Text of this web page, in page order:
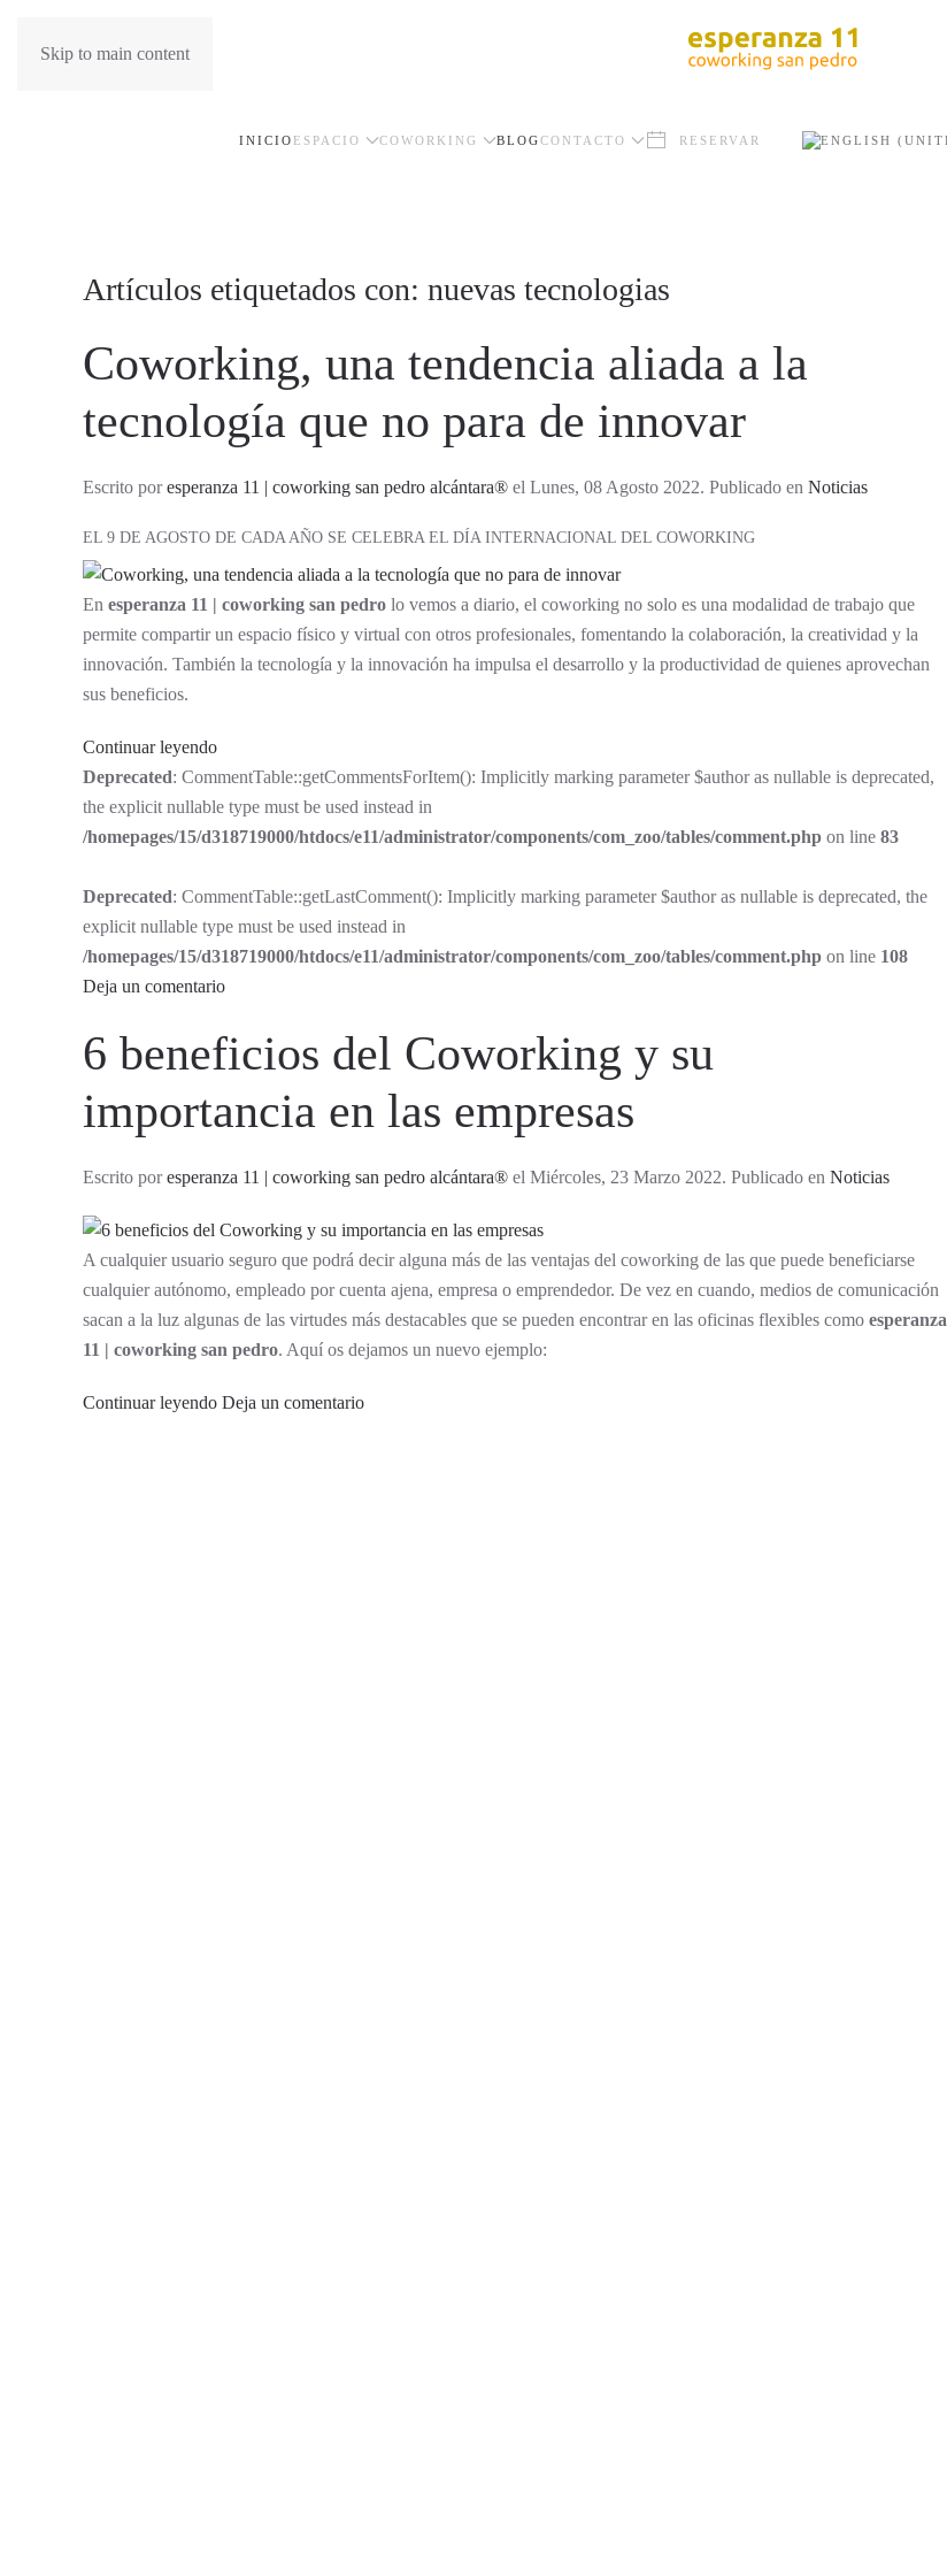
Skip to main content
INICIO ESPACIO COWORKING BLOGCONTACTO RESERVAR
Artículos etiquetados con: nuevas tecnologias
Coworking, una tendencia aliada a la
tecnología que no para de innovar
Escrito poresperanza 11 | coworking san pedro alcántara® el Lunes, 08 Agosto 2022. Publicado en Noticias
EL 9 DE AGOSTO DE CADA AÑO SE CELEBRA EL DÍA INTERNACIONAL DEL COWORKING
En esperanza 11 | coworking san pedro lo vemos a diario, el coworking no solo es una modalidad de trabajo que
permite compartir un espacio físico y virtual con otros profesionales, fomentando la colaboración, la creatividad y la
innovación. También la tecnología y la innovación ha impulsa el desarrollo y la productividad de quienes aprovechan
sus beneficios.
Continuar leyendo
Deprecated: CommentTable::getCommentsForItem(): Implicitly marking parameter $author as nullable is deprecated,
the explicit nullable type must be used instead in
/homepages/15/d318719000/htdocs/e11/administrator/components/com_zoo/tables/comment.php on line 83
Deprecated: CommentTable::getLastComment(): Implicitly marking parameter $author as nullable is deprecated, the
explicit nullable type must be used instead in
/homepages/15/d318719000/htdocs/e11/administrator/components/com_zoo/tables/comment.php on line 108
Deja un comentario
6 beneficios del Coworking y su
importancia en las empresas
Escrito poresperanza 11 | coworking san pedro alcántara® el Miércoles, 23 Marzo 2022. Publicado en Noticias
A cualquier usuario seguro que podrá decir alguna más de las ventajas del coworking de las que puede beneficiarse
cualquier autónomo, empleado por cuenta ajena, empresa o emprendedor. De vez en cuando, medios de comunicación
sacan a la luz algunas de las virtudes más destacables que se pueden encontrar en las oficinas flexibles como esperanza
11 | coworking san pedro. Aquí os dejamos un nuevo ejemplo:
Continuar leyendo Deja un comentario